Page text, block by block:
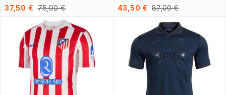
37,50 € 75,00 € 43,50 € 87,00 €